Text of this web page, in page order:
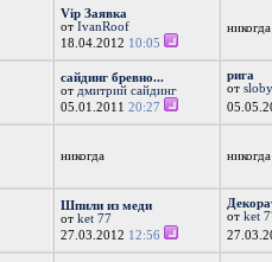
Vip Заявка
отIvanRoof
18.04.2012 10:05
никогда
сайдинг бревно...
от дмитрий сайдинг
05.01.201120:27
рига
от
никогда никогда
Шпили из меди
отket 77
27.03.2012 12:56
отket